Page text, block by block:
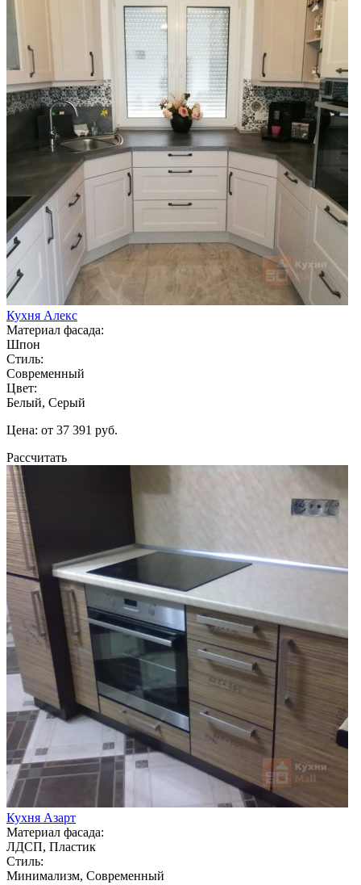
Кухня Алекс
Материал фасада:
Шпон
Стиль:
Современный
Цвет:
Белый, Серый
Цена: от 37 391 руб.
Рассчитать
Кухня Азарт
Материал фасада:
ЛДСП, Пластик
Стиль:
Минимализм, Современный